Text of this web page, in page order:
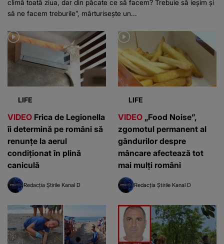
climă toată ziua, dar din păcate ce să facem? Trebuie să ieșim și
să ne facem treburile”, mărturisește un...
LIFE
VIDEO Frica de Legionella
îi determină pe români să
renunțe la aerul
condiționat în plină
caniculă
Redacția Știrile Kanal D
LIFE
VIDEO „Food Noise”,
zgomotul permanent al
gândurilor despre
mâncare afectează tot
mai mulți români
Redacția Știrile Kanal D